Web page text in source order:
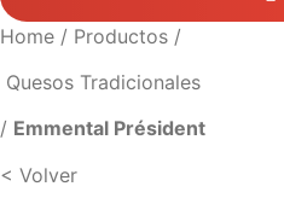
Home / Productos /
Quesos Tradicionales
/ Emmental Président
< Volver